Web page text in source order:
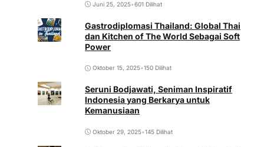
Juni 25, 2025•601 Dilihat
Gastrodiplomasi Thailand: Global Thai
dan Kitchen of The World Sebagai Soft
Power
Oktober 15, 2025•150 Dilihat
Seruni Bodjawati, Seniman Inspiratif
Indonesia yang Berkarya untuk
Kemanusiaan
Oktober 29, 2025•145 Dilihat